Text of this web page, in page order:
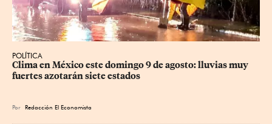
POLÍTICA
Clima en México este domingo 9 de agosto: lluvias muy
fuertes azotarán siete estados
Por Redacción El Economista